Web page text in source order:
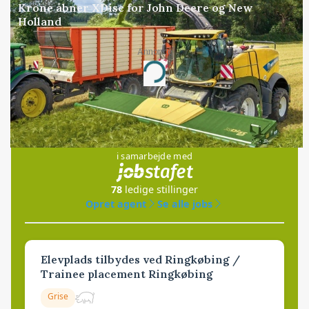
Krone åbner XDisc for John Deere og New
Holland
Annonce
Loading...
Jobs
i samarbejde med
78 ledige stillinger
Opret agent
Se alle jobs
Elevplads tilbydes ved Ringkøbing /
Trainee placement Ringkøbing
Grise